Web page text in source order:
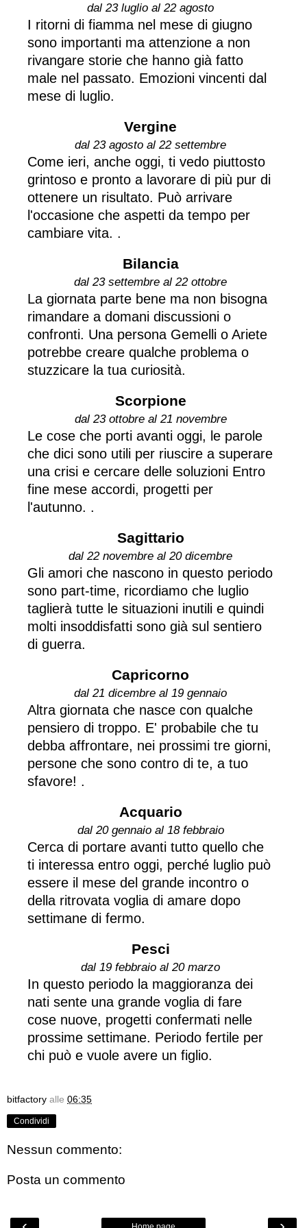
dal 23 luglio al 22 agosto
I ritorni di fiamma nel mese di giugno
sono importanti ma attenzione a non
rivangare storie che hanno già fatto
male nel passato. Emozioni vincenti dal
mese di luglio.
Vergine
dal 23 agosto al 22 settembre
Come ieri, anche oggi, ti vedo piuttosto
grintoso e pronto a lavorare di più pur di
ottenere un risultato. Può arrivare
l'occasione che aspetti da tempo per
cambiare vita. .
Bilancia
dal 23 settembre al 22 ottobre
La giornata parte bene ma non bisogna
rimandare a domani discussioni o
confronti. Una persona Gemelli o Ariete
potrebbe creare qualche problema o
stuzzicare la tua curiosità.
Scorpione
dal 23 ottobre al 21 novembre
Le cose che porti avanti oggi, le parole
che dici sono utili per riuscire a superare
una crisi e cercare delle soluzioni Entro
fine mese accordi, progetti per
l'autunno. .
Sagittario
dal 22 novembre al 20 dicembre
Gli amori che nascono in questo periodo
sono part-time, ricordiamo che luglio
taglierà tutte le situazioni inutili e quindi
molti insoddisfatti sono già sul sentiero
di guerra.
Capricorno
dal 21 dicembre al 19 gennaio
Altra giornata che nasce con qualche
pensiero di troppo. E' probabile che tu
debba affrontare, nei prossimi tre giorni,
persone che sono contro di te, a tuo
sfavore! .
Acquario
dal 20 gennaio al 18 febbraio
Cerca di portare avanti tutto quello che
ti interessa entro oggi, perché luglio può
essere il mese del grande incontro o
della ritrovata voglia di amare dopo
settimane di fermo.
Pesci
dal 19 febbraio al 20 marzo
In questo periodo la maggioranza dei
nati sente una grande voglia di fare
cose nuove, progetti confermati nelle
prossime settimane. Periodo fertile per
chi può e vuole avere un figlio.
bitfactory alle 06:35
Condividi
Nessun commento:
Posta un commento